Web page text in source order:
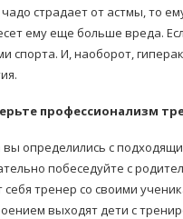
страдает от астмы, то
ему еще больше вреда.
спорта. И, наоборот,
профессионализм
вы определились с
побеседуйте с
себя тренер со своими
выходят дети с